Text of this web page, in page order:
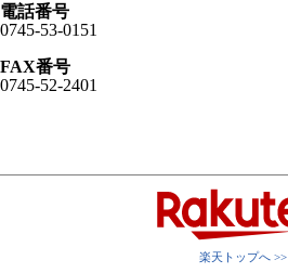
電話番号
0745-53-0151
FAX番号
0745-52-2401
楽天トップへ >>